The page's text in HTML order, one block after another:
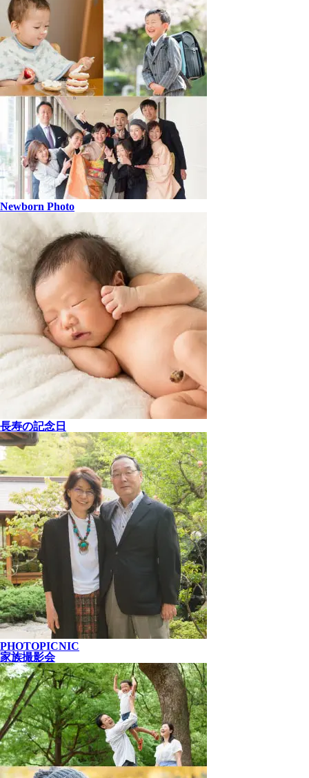
Newborn Photo
長寿の記念日
PHOTOPICNIC
家族撮影会